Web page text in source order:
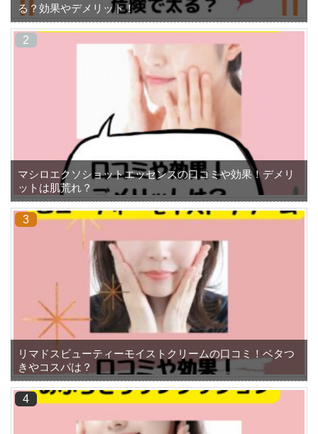
る？効果やデメリット！
マシロエクソショットエッセンスの口コミや効果！デメリ
ットは肌荒れ？
リマドスビューティーモイストクリームの口コミ！ベタつ
きやコスパは？